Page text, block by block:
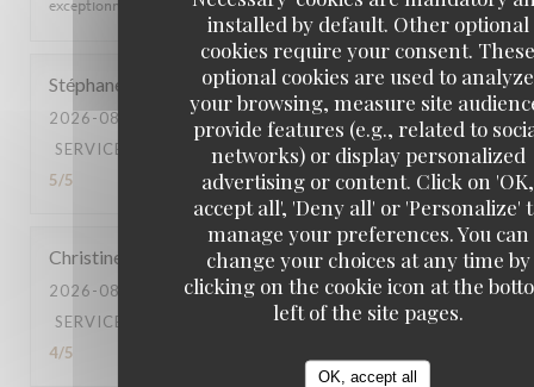
installed by default. Other optional
cookies require your consent. These
optional cookies are used to analyze
your browsing, measure site
provide features (e.g., related to
networks) or display personalized
advertising or content. Click on 'OK,
accept all', 'Deny all' or 'Personalize'
manage your preferences. You can
change your choices at any time by
clicking on the cookie icon at the
left of the site pages.
OK, accept all
exceptionnel ! Merci pour cette expérience :)
Stéphane
2026-08-08
- 12:30 - GUESTS 3
SERVICE
AMBIANCE: 5/5 FOOD: 5/5 VALUE:
5/5
Christine
2026-08-08
- 12:30 - GUESTS 4
SERVICE
3/5 FOOD: 5/5 VALUE:
4/5